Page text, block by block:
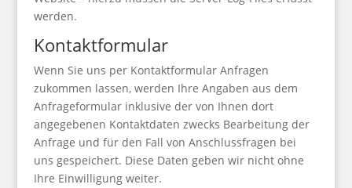
werden.
Kontaktformular
Wenn Sie uns per Kontaktformular Anfragen
zukommen lassen, werden Ihre Angaben aus dem
Anfrageformular inklusive der von Ihnen dort
angegebenen Kontaktdaten zwecks Bearbeitung der
Anfrage und für den Fall von Anschlussfragen bei
uns gespeichert. Diese Daten geben wir nicht ohne
Ihre Einwilligung weiter.